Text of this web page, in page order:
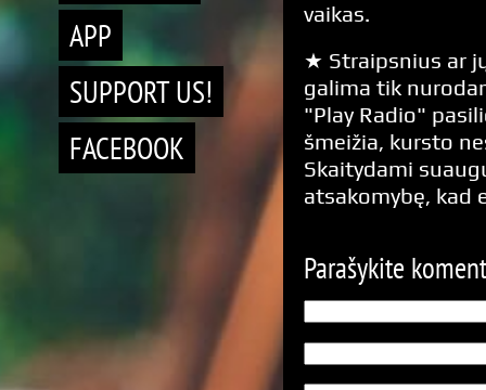
APP
SUPPORT US!
FACEBOOK
vaikas.
★ Straipsnius ar
galima tik
"Play Radio"
šmeižia, kursto
Skaitydami
atsakomybę, kad
Parašykite